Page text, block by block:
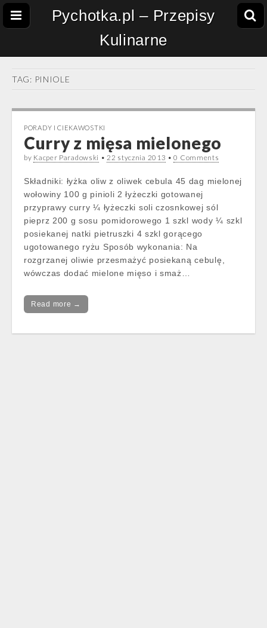
Pychotka.pl – Przepisy
Kulinarne
TAG: PINIOLE
PORADY I CIEKAWOSTKI
Curry z mięsa mielonego
by Kacper Paradowski •22 stycznia 2013 •0 Comments
Składniki: łyżka oliw z oliwek cebula 45 dag mielonej
wołowiny 100 g pinioli 2 łyżeczki gotowanej
przyprawy curry ¼ łyżeczki soli czosnkowej sól
pieprz 200 g sosu pomidorowego 1 szkl wody ¼ szkl
posiekanej natki pietruszki 4 szkl gorącego
ugotowanego ryżu Sposób wykonania: Na
rozgrzanej oliwie przesmażyć posiekaną cebulę,
wówczas dodać mielone mięso i smaż…
Read more →